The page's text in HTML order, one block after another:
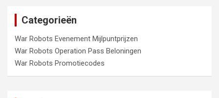
Categorieën
War Robots Evenement Mijlpuntprijzen
War Robots Operation Pass Beloningen
War Robots Promotiecodes